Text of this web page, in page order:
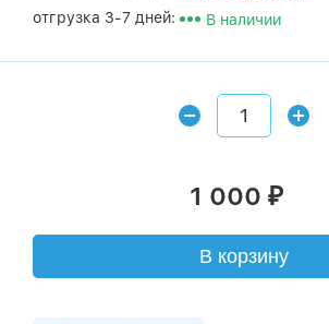
отгрузка 3-7 дней:
В наличии
1 000 ₽
В корзину